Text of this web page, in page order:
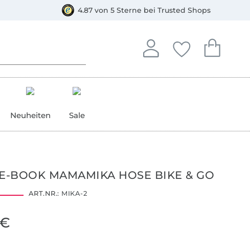
4.87 von 5 Sterne bei Trusted Shops
Anmelden
In deinem Konto
Deine
Du hast keine
Dein
Du hast
Neuheiten Sale
E-BOOK MAMAMIKA HOSE BIKE & GO
ART.NR.: MIKA-2
Vorkasse